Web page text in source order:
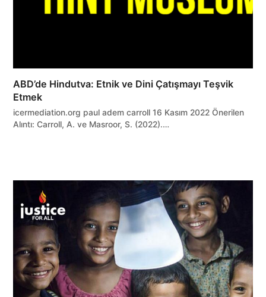
ABD’de Hindutva: Etnik ve Dini Çatışmayı Teşvik
Etmek
icermediation.org paul adem carroll 16 Kasım 2022 Önerilen
Alıntı: Carroll, A. ve Masroor, S. (2022).…